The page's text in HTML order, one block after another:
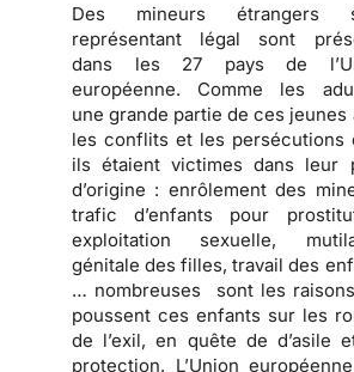
Des mineurs étrangers
représentant légal sont
dans les 27 pays de
européenne. Comme les
une grande partie de ces jeunes
les conflits et les persécutions
ils étaient victimes dans leur
d’origine : enrôlement des
trafic d’enfants pour
exploitation sexuelle,
génitale des filles, travail des
… nombreuses sont les
poussent ces enfants sur les
de l’exil, en quête de d’asile
protection. L’Union